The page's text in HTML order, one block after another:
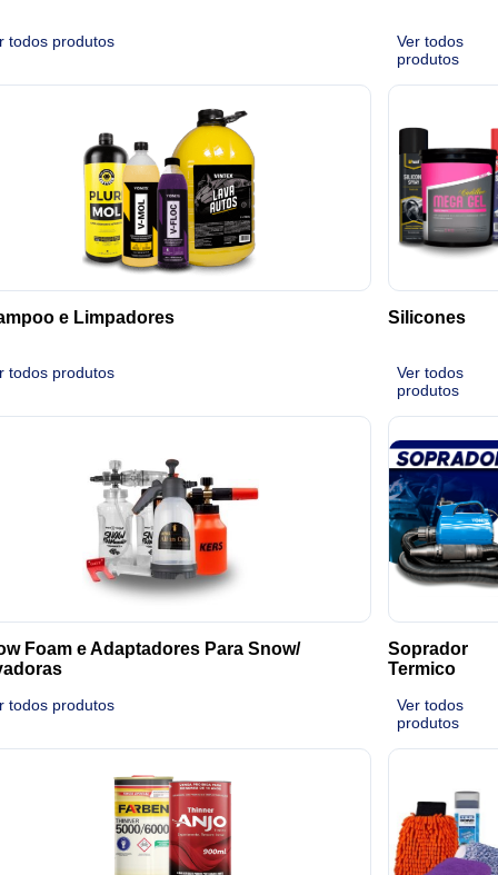
todos produtos
Ver todos
produtos
e Limpadores
todos produtos
Silicones
Ver todos
produtos
Foam e Adaptadores Para Snow/
todos produtos
Soprador
Termico
Ver todos
produtos